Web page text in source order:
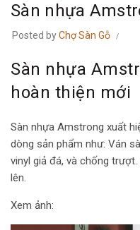
Sàn nhựa
Posted byChợ Sàn Gỗ
Sàn nhựa
hoàn thiện mới
Sàn nhựa Amstrong xuất
dòng sản phẩm như: Ván
vinyl giả đá, và chống
lên.
Xem ảnh: